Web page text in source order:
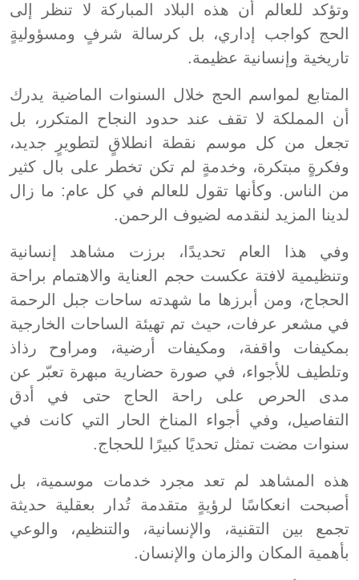
وتؤكد للعالم أن هذه البلاد المباركة لا تنظر إلى
الحج كواجب إداري، بل كرسالة شرفٍ ومسؤوليةٍ
تاريخية وإنسانية عظيمة.
المتابع لمواسم الحج خلال السنوات الماضية يدرك
أن المملكة لا تقف عند حدود النجاح المتكرر، بل
تجعل من كل موسم نقطة انطلاقٍ لتطويرٍ جديد،
وفكرةٍ مبتكرة، وخدمةٍ لم تكن تخطر على بال كثير
من الناس. وكأنها تقول للعالم في كل عام: ما زال
لدينا المزيد لنقدمه لضيوف الرحمن.
وفي هذا العام تحديدًا، برزت مشاهد إنسانية
وتنظيمية لافتة عكست حجم العناية والاهتمام براحة
الحجاج، ومن أبرزها ما شهدته ساحات جبل الرحمة
في مشعر عرفات، حيث تم تهيئة الساحات الخارجية
بمكيفات واقفة، ومكيفات أرضية، ومراوح رذاذ
وتلطيف للأجواء، في صورة حضارية مبهرة تعبّر عن
مدى الحرص على راحة الحاج حتى في أدق
التفاصيل، وفي أجواء المناخ الحار التي كانت في
سنوات مضت تمثل تحديًا كبيرًا للحجاج.
هذه المشاهد لم تعد مجرد خدمات موسمية، بل
أصبحت انعكاسًا لرؤيةٍ متقدمة تُدار بعقلية حديثة
تجمع بين التقنية، والإنسانية، والتنظيم، والوعي
بأهمية المكان والزمان والإنسان.